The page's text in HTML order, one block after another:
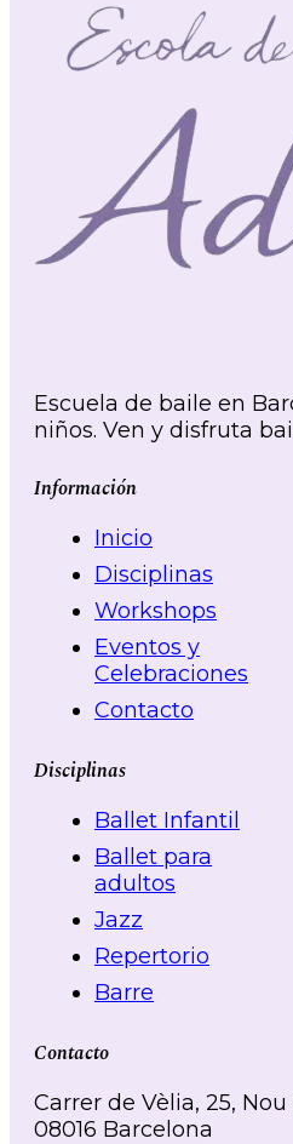
Escuela de baile en
niños. Ven y disfruta
Información
Inicio
Disciplinas
Workshops
Eventos y
Celebraciones
Contacto
Disciplinas
Ballet Infantil
Ballet para
adultos
Jazz
Repertorio
Barre
Contacto
Carrer de Vèlia, 25, Nou
08016 Barcelona